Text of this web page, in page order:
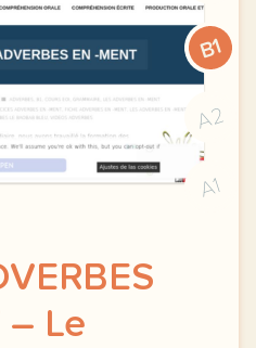
B1
A2
A1
– Le